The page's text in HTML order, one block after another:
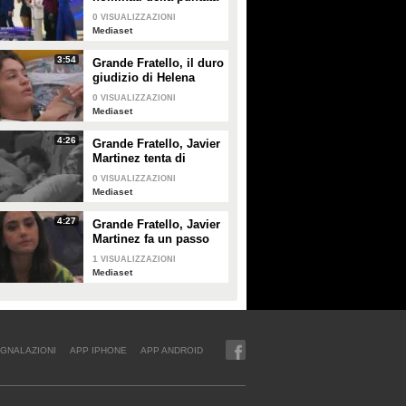
di giovedì 30 gennaio
0 VISUALIZZAZIONI
Mediaset
3:54
Grande Fratello, il duro
giudizio di Helena
Prestes su Zeudi Di
Palma e Javier
0 VISUALIZZAZIONI
Mediaset
4:26
Grande Fratello, Javier
Martinez tenta di
confortare Zeudi Di
Palma
0 VISUALIZZAZIONI
Mediaset
4:27
Grande Fratello, Javier
Martinez fa un passo
indietro con Zeudi Di
Palma
1 VISUALIZZAZIONI
Mediaset
APP IPHONE APP ANDROID